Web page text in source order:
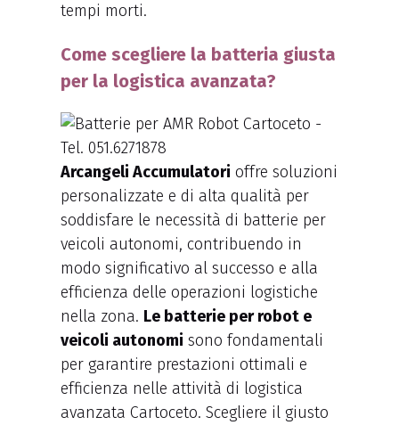
tempi morti.
Come scegliere la batteria giusta
per la logistica avanzata?
Arcangeli Accumulatori offre soluzioni
personalizzate e di alta qualità per
soddisfare le necessità di batterie per
veicoli autonomi, contribuendo in
modo significativo al successo e alla
efficienza delle operazioni logistiche
nella zona. Le batterie per robot e
veicoli autonomi sono fondamentali
per garantire prestazioni ottimali e
efficienza nelle attività di logistica
avanzata Cartoceto. Scegliere il giusto